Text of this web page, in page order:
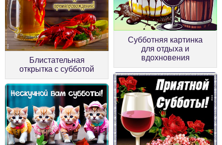
Блистательная
открытка с субботой
Субботняя картинка
для отдыха и
вдохновения